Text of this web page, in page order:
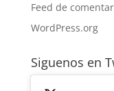
Feed de
WordPress.org
Siguenos en